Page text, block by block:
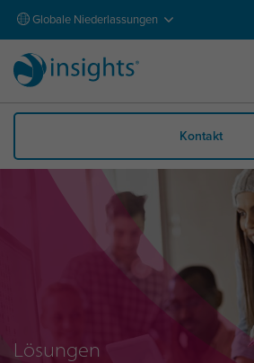
Globale Niederlassungen
Kontakt
Lösungen